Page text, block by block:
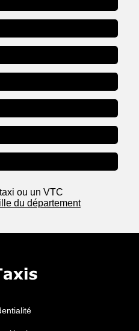
ou un VTC
du département